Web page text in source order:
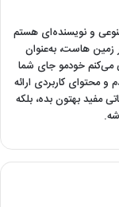
و نویسنده‌ای هستم
زمین هاست، به‌عنوان
می‌کنم خودمو جای شما
محتوای کاربردی ارائه
مفید بهتون بده، بلکه